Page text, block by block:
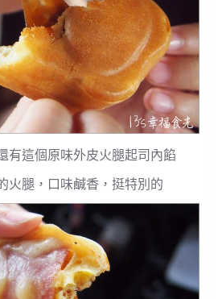
有這個原味外皮火腿起司內餡
火腿，口味鹹香，挺特別的